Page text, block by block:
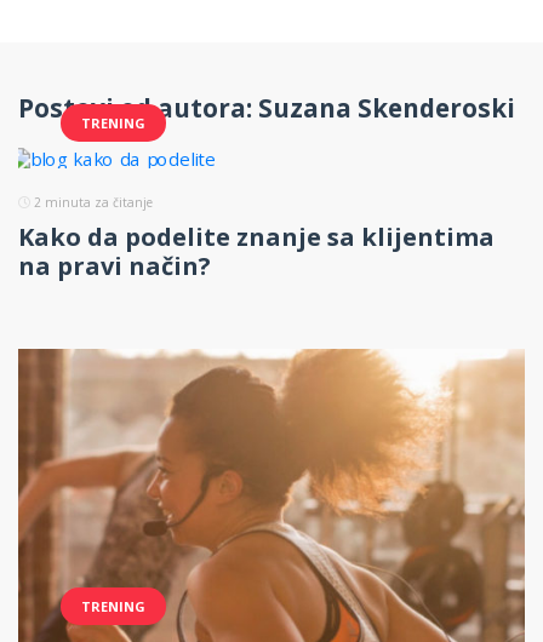
Postovi od autora: Suzana Skenderoski
TRENING
2 minuta za čitanje
Kako da podelite znanje sa klijentima
na pravi način?
TRENING